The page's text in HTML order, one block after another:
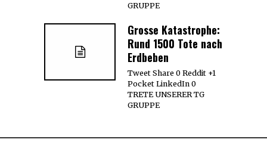
GRUPPE
Grosse Katastrophe:
Rund 1500 Tote nach
Erdbeben
Tweet Share 0 Reddit +1
Pocket LinkedIn 0
TRETE UNSERER TG
GRUPPE